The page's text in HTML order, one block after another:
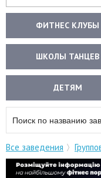
ФИТНЕС КЛУБЫ
ШКОЛЫ ТАНЦЕВ
ДЕТЯМ
Все заведения